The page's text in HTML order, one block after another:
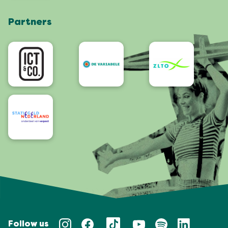
App
Bereikbaarheid/Toegankelijkheid
Partners
Follow us